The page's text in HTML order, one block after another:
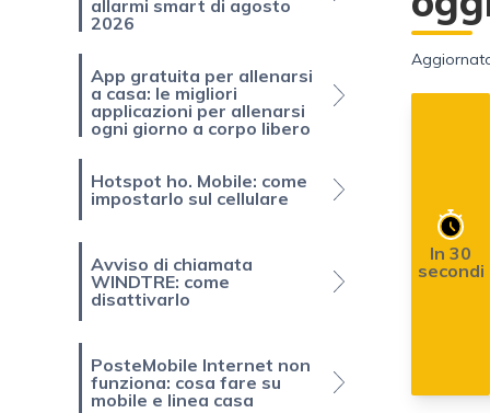
allarmi smart di agosto
2026
App gratuita per allenarsi
a casa: le migliori
applicazioni per allenarsi
ogni giorno a corpo libero
Hotspot ho. Mobile: come
impostarlo sul cellulare
Avviso di chiamata
WINDTRE: come
disattivarlo
PosteMobile Internet non
funziona: cosa fare su
mobile e linea casa
In 30
secondi